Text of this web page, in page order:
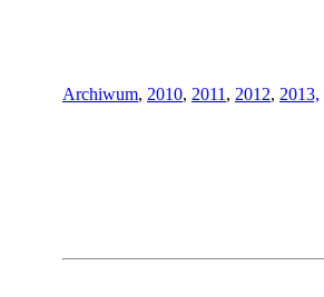
Archiwum, 2010, 2011 , 2012, 2013,